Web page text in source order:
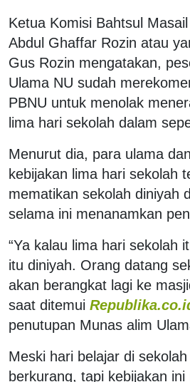
Ketua Komisi Bahtsul
Abdul Ghaffar Rozin atau
Gus Rozin mengatakan,
Ulama NU sudah
PBNU untuk menolak
lima hari sekolah dalam
Menurut dia, para ulama
kebijakan lima hari sekolah
mematikan sekolah diniyah
selama ini menanamkan
“Ya kalau lima hari sekolah
itu diniyah. Orang datang
akan berangkat lagi ke
saat ditemui
penutupan Munas alim
Meski hari belajar di
berkurang, tapi kebijakan